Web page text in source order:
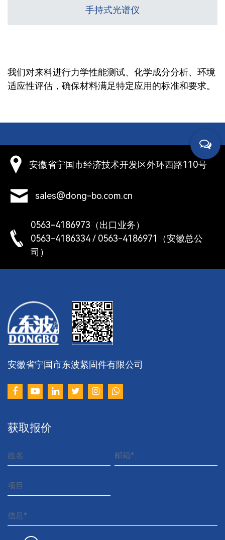
手持式光谱仪
我们对来料进行力学性能测试、化学成分分析、环境
适应性评估，确保材料满足特定应用的标准和要求。
安徽省宁国市经济技术开发区外环西路110号
sales@dong-bo.com.cn
0563-4186973（出口业务）
0563-4186334 / 0563-4186971（安徽总公
司）
安徽省宁国市东波紧固件有限公司
获取报价